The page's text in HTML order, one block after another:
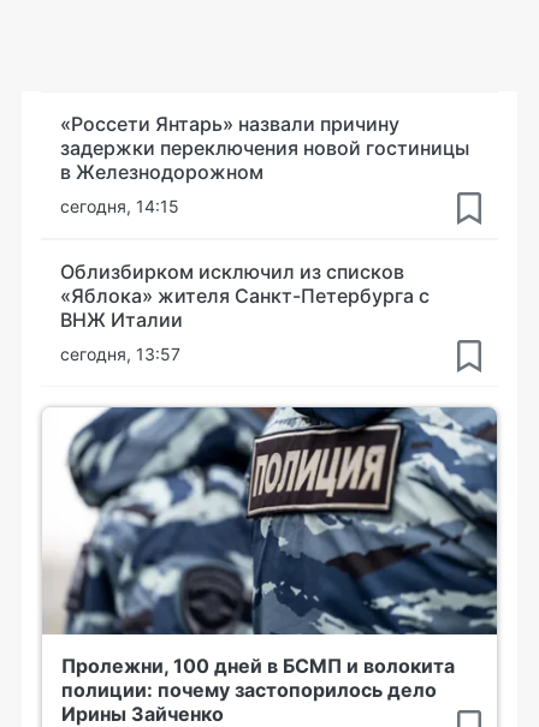
«Россети Янтарь» назвали причину
задержки переключения новой гостиницы
в Железнодорожном
сегодня, 14:15
Облизбирком исключил из списков
«Яблока» жителя Санкт-Петербурга с
ВНЖ Италии
сегодня, 13:57
Пролежни, 100 дней в БСМП и волокита
полиции: почему застопорилось дело
Ирины Зайченко